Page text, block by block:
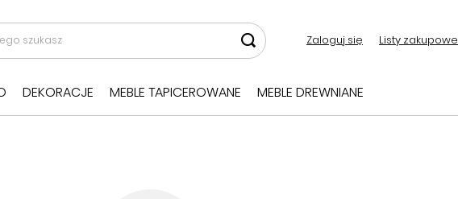
Zaloguj się Listy zakupowe
DEKORACJE MEBLE TAPICEROWANE MEBLE DREWNIANE